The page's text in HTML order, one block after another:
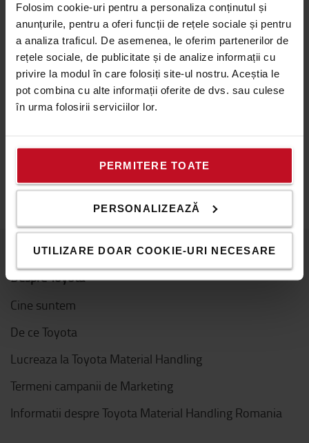
Folosim cookie-uri pentru a personaliza conținutul și
anunțurile, pentru a oferi funcții de rețele sociale și pentru
a analiza traficul. De asemenea, le oferim partenerilor de
rețele sociale, de publicitate și de analize informații cu
privire la modul în care folosiți site-ul nostru. Aceștia le
pot combina cu alte informații oferite de dvs. sau culese
în urma folosirii serviciilor lor.
PERMITERE TOATE
PERSONALIZEAZĂ
UTILIZARE DOAR COOKIE-URI NECESARE
* Cu restrictii de inaltime ne referim la cea mai mica
inaltime prin care trebuie sa treaca echipamentul,
atat in timpul descarcarii, cat si in timpul lucrului.
De exemplu: conducte de ventilatie sau grinzi joase
** Cum putem descarca echipamentul - exista
facilitati de descarcare? Echipamentele sunt adesea
trimise cu un camion si este necesara descarcarea si
Despre Toyota
Cine suntem
De ce Toyota
Lucreaza la Toyota Material Handling
Termeni campanii de Marketing
Informatii despre Toyota Material Handling Romania